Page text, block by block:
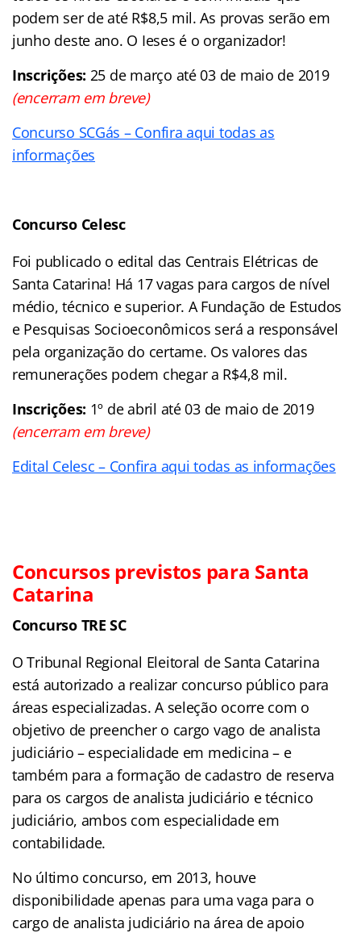
podem ser de até R$8,5 mil. As provas serão em
junho deste ano. O Ieses é o organizador!
Inscrições: 25 de março até 03 de maio de 2019
(encerram em breve)
Concurso SCGás – Confira aqui todas as
informações
Concurso Celesc
Foi publicado o edital das Centrais Elétricas de
Santa Catarina! Há 17 vagas para cargos de nível
médio, técnico e superior. A Fundação de Estudos
e Pesquisas Socioeconômicos será a responsável
pela organização do certame. Os valores das
remunerações podem chegar a R$4,8 mil.
Inscrições: 1º de abril até 03 de maio de 2019
(encerram em breve)
Edital Celesc – Confira aqui todas as informações
Concursos previstos para Santa
Catarina
Concurso TRE SC
O Tribunal Regional Eleitoral de Santa Catarina
está autorizado a realizar concurso público para
áreas especializadas. A seleção ocorre com o
objetivo de preencher o cargo vago de analista
judiciário – especialidade em medicina – e
também para a formação de cadastro de reserva
para os cargos de analista judiciário e técnico
judiciário, ambos com especialidade em
contabilidade.
No último concurso, em 2013, houve
disponibilidade apenas para uma vaga para o
cargo de analista judiciário na área de apoio